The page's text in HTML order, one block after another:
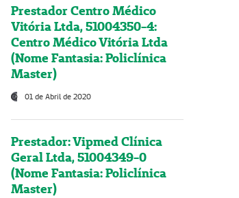
Prestador Centro Médico
Vitória Ltda, 51004350-4:
Centro Médico Vitória Ltda
(Nome Fantasia: Policlínica
Master)
01 de Abril de 2020
Prestador: Vipmed Clínica
Geral Ltda, 51004349-0
(Nome Fantasia: Policlínica
Master)